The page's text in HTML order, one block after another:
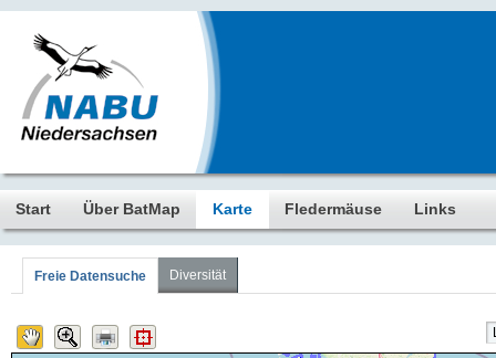
Start Über BatMap Karte Fledermäuse Links
Freie Datensuche Diversität